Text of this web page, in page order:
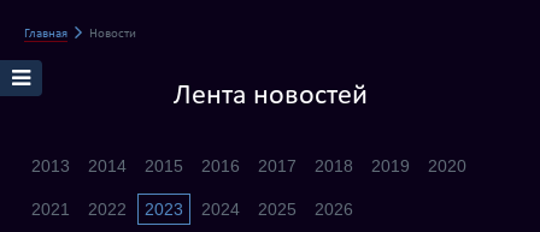
Главная Новости
Лента новостей
2013 2014 2015 2016 2017 2018 2019 2020
2021 2022 2023 2024 2025 2026